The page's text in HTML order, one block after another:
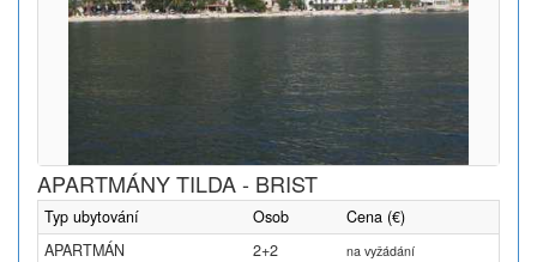
APARTMÁNY TILDA - BRIST
Typ ubytování Osob
Cena (€)
APARTMÁN
2+2 na vyžádání